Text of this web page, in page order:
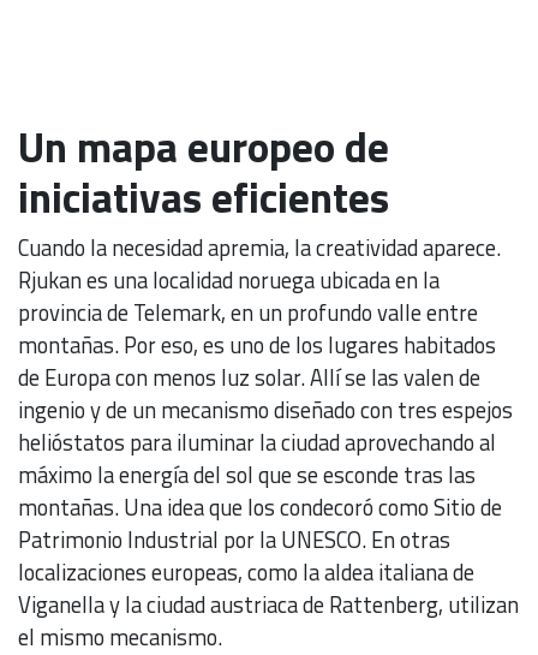
Un mapa europeo de
iniciativas eficientes
Cuando la necesidad apremia, la creatividad aparece.
Rjukan es una localidad noruega ubicada en la
provincia de Telemark, en un profundo valle entre
montañas. Por eso, es uno de los lugares habitados
de Europa con menos luz solar. Allí se las valen de
ingenio y de un mecanismo diseñado con tres espejos
helióstatos para iluminar la ciudad aprovechando al
máximo la energía del sol que se esconde tras las
montañas. Una idea que los condecoró como Sitio de
Patrimonio Industrial por la UNESCO. En otras
localizaciones europeas, como la aldea italiana de
Viganella y la ciudad austriaca de Rattenberg, utilizan
el mismo mecanismo.